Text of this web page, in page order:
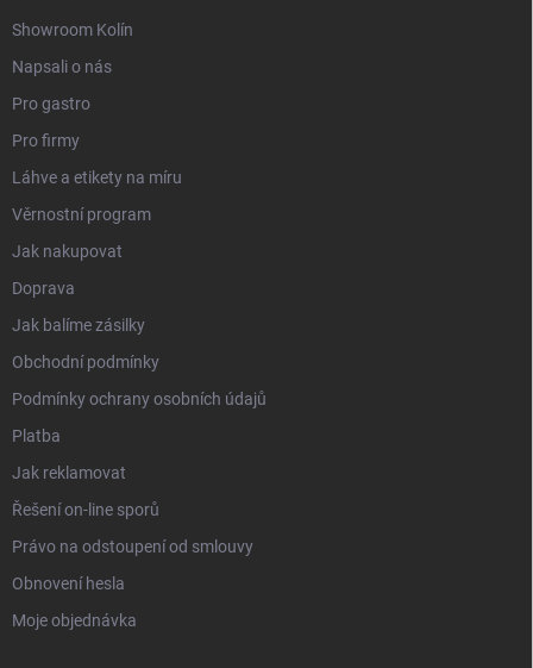
Showroom Kolín
Napsali o nás
Pro gastro
Pro firmy
Láhve a etikety na míru
Věrnostní program
Jak nakupovat
Doprava
Jak balíme zásilky
Obchodní podmínky
Podmínky ochrany osobních údajů
Platba
Jak reklamovat
Řešení on-line sporů
Právo na odstoupení od smlouvy
Obnovení hesla
Moje objednávka